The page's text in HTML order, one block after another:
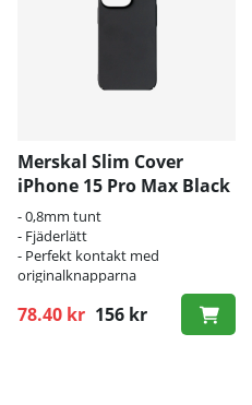
Merskal Slim Cover
iPhone 15 Pro Max Black
- 0,8mm tunt
- Fjäderlätt
- Perfekt kontakt med
originalknapparna
78.40 kr 156 kr
Ordinarie pris: